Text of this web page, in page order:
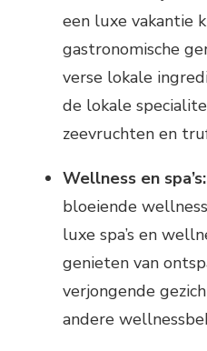
een luxe vakantie
gastronomische
verse lokale
de lokale
zeevruchten en
Wellness en spa’s:
bloeiende
luxe spa’s en
genieten van
verjongende
andere